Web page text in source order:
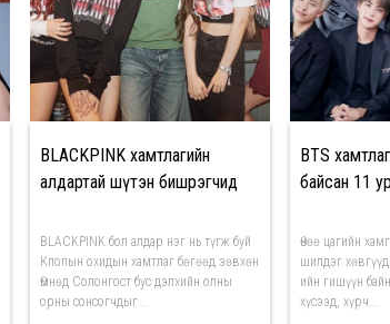
BLACKPINK хамтлагийн
алдартай шүтэн бишрэгчид
BLACKPINK бол алдар нэг нь түгж буй
Кпопын охидын хамтлаг бөгөөд зөвхөн
Өмнөд Солонгост бус дэлхийн олны
орны сонсогчдыг...
BTS
байсан 11
Өнөө цагийн
шилдэг
ийн гишүүн
хүсээд, хүрч...